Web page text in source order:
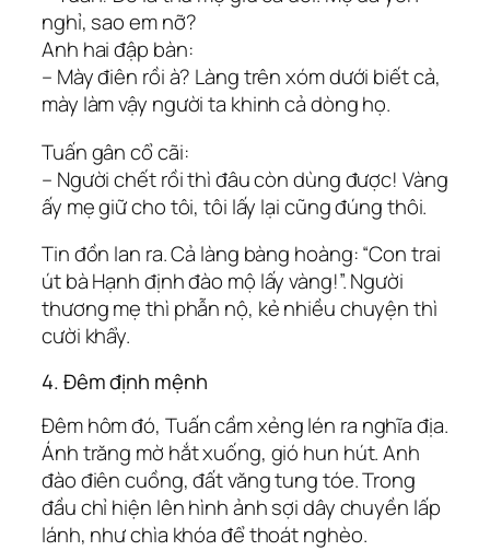
nghỉ, sao em nỡ?
Anh hai đập bàn:
– Mày điên rồi à? Làng trên xóm dưới biết cả,
mày làm vậy người ta khinh cả dòng họ.
Tuấn gân cổ cãi:
– Người chết rồi thì đâu còn dùng được! Vàng
ấy mẹ giữ cho tôi, tôi lấy lại cũng đúng thôi.
Tin đồn lan ra. Cả làng bàng hoàng: “Con trai
út bà Hạnh định đào mộ lấy vàng!”. Người
thương mẹ thì phẫn nộ, kẻ nhiều chuyện thì
cười khẩy.
4. Đêm định mệnh
Đêm hôm đó, Tuấn cầm xẻng lén ra nghĩa địa.
Ánh trăng mờ hắt xuống, gió hun hút. Anh
đào điên cuồng, đất văng tung tóe. Trong
đầu chỉ hiện lên hình ảnh sợi dây chuyền lấp
lánh, như chìa khóa để thoát nghèo.